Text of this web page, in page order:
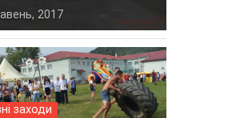
2017
заходи